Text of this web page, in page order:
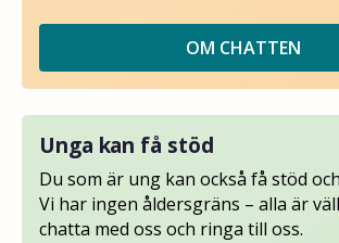
OM CHATTEN
Unga kan få stöd
Du som är ung kan också få stöd
Vi har ingen åldersgräns – alla är
chatta med oss och ringa till oss.